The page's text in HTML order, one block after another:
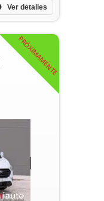
Ver detalles
PRÓXIMAMENTE